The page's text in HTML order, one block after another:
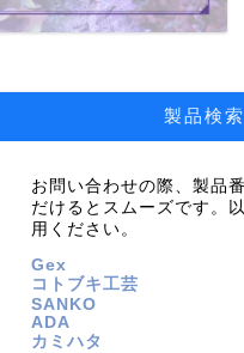
製品検索
お問い合わせの際、製品
だけるとスムーズです。
用ください。
Gex
コトブキ工芸
SANKO
ADA
カミハタ